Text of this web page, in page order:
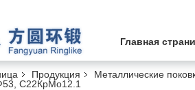
Главная
Продукция Металлические
С22КрМо12.1